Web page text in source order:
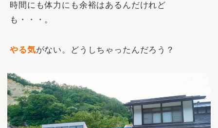
時間にも体力にも余裕はあるんだけれど
も・・・。
やる気がない。どうしちゃったんだろう？